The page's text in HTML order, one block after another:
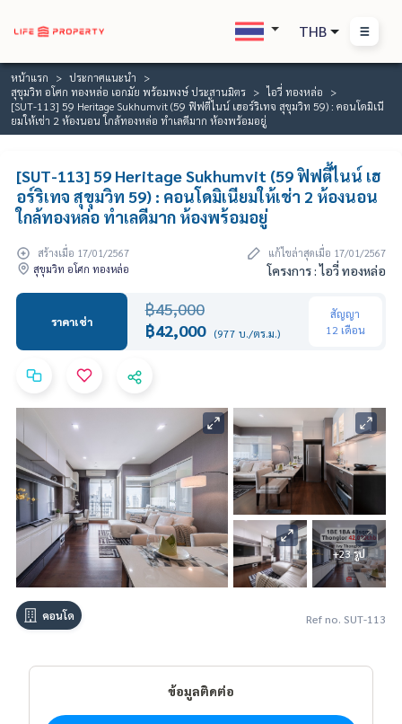
THB
หน้าแรก
ประกาศแนะนำ
สุขุมวิท อโศก ทองหล่อ เอกมัย พร้อมพงษ์ ประสานมิตร
ไอวี่ ทองหล่อ
[SUT-113] 59 Heritage Sukhumvit (59 ฟิฟตี้ไนน์ เฮอร์ริเทจ สุขุมวิท 59) : คอนโดมิเนี
ยมให้เช่า 2 ห้องนอน ใกล้ทองหล่อ ทำเลดีมาก ห้องพร้อมอยู่
[SUT-113] 59 Heritage Sukhumvit (59 ฟิฟตี้ไนน์ เฮ
อร์ริเทจ สุขุมวิท 59) : คอนโดมิเนียมให้เช่า 2 ห้องนอน
ใกล้ทองหล่อ ทำเลดีมาก ห้องพร้อมอยู่
สร้างเมื่อ 17/01/2567
แก้ไขล่าสุดเมื่อ 17/01/2567
สุขุมวิท อโศก ทองหล่อ
โครงการ : ไอวี่ ทองหล่อ
ราคาเช่า
฿45,000
฿42,000 (977 บ./ตร.ม.)
สัญญา
12 เดือน
+23 รูป
คอนโด Ref no. SUT-113
ข้อมูลติดต่อ